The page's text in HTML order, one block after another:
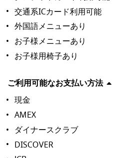
交通系ICカード利用可能
外国語メニューあり
お子様メニューあり
お子様用椅子あり
ご利用可能なお支払い方法
現金
AMEX
ダイナースクラブ
DISCOVER